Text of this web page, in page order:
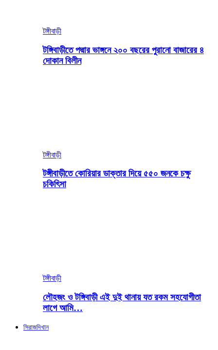
টঙ্গীবাড়ী
টঙ্গিবাড়ীতে পদ্মার ভাঙ্গনে ২০০ বছরের পুরানো বাজারের ৪
দোকান বিলীন
টঙ্গীবাড়ী
টঙ্গীবাড়ীতে কোরিয়ার ডাক্তার দিয়ে ৫৫০ জনকে চক্ষু
চকিৎিসা
টঙ্গীবাড়ী
লৌহজং ও টঙ্গিবাড়ী এই দুই থানায় যত রকম সহযোগীতা
লাগে আমি…
সিরাজদিখান